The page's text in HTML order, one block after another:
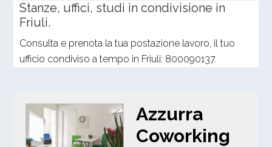
Stanze, uffici, studi in condivisione in
Friuli.
Consulta e prenota la tua postazione lavoro, il tuo
ufficio condiviso a tempo in Friuli: 800090137.
Azzurra
Coworking